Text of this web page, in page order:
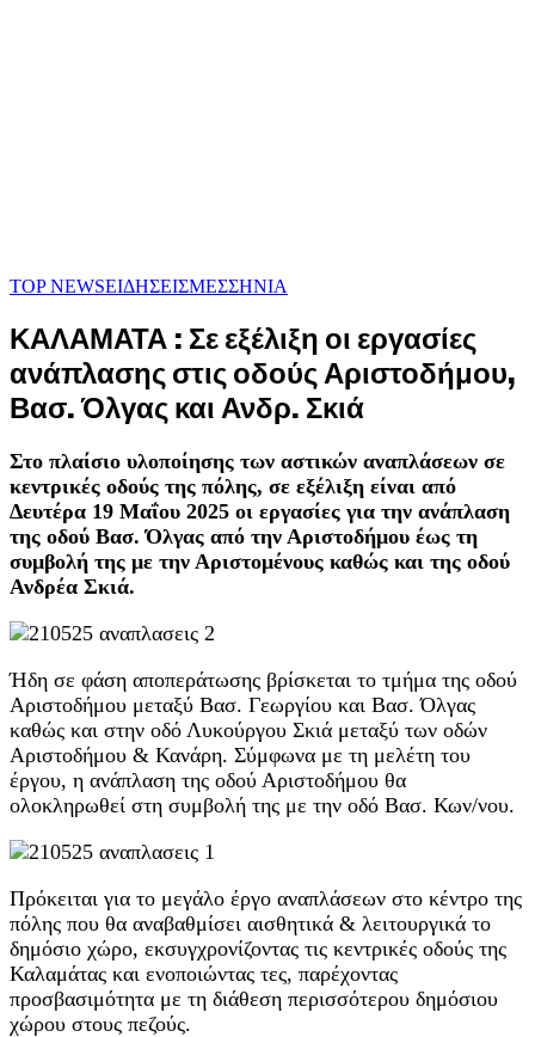
TOP NEWSΕΙΔΗΣΕΙΣΜΕΣΣΗΝΙΑ
ΚΑΛΑΜΑΤΑ : Σε εξέλιξη οι εργασίες
ανάπλασης στις οδούς Αριστοδήμου,
Βασ. Όλγας και Ανδρ. Σκιά
Στο πλαίσιο υλοποίησης των αστικών αναπλάσεων σε
κεντρικές οδούς της πόλης, σε εξέλιξη είναι από
Δευτέρα 19 Μαΐου 2025 οι εργασίες για την ανάπλαση
της οδού Βασ. Όλγας από την Αριστοδήμου έως τη
συμβολή της με την Αριστομένους καθώς και της οδού
Ανδρέα Σκιά.
Ήδη σε φάση αποπεράτωσης βρίσκεται το τμήμα της οδού
Αριστοδήμου μεταξύ Βασ. Γεωργίου και Βασ. Όλγας
καθώς και στην οδό Λυκούργου Σκιά μεταξύ των οδών
Αριστοδήμου & Κανάρη. Σύμφωνα με τη μελέτη του
έργου, η ανάπλαση της οδού Αριστοδήμου θα
ολοκληρωθεί στη συμβολή της με την οδό Βασ. Κων/νου.
Πρόκειται για το μεγάλο έργο αναπλάσεων στο κέντρο της
πόλης που θα αναβαθμίσει αισθητικά & λειτουργικά το
δημόσιο χώρο, εκσυγχρονίζοντας τις κεντρικές οδούς της
Καλαμάτας και ενοποιώντας τες, παρέχοντας
προσβασιμότητα με τη διάθεση περισσότερου δημόσιου
χώρου στους πεζούς.